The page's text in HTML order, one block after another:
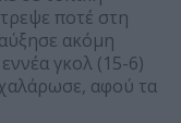
ποτέ στη
ακόμη
γκολ (15-6)
αφού τα